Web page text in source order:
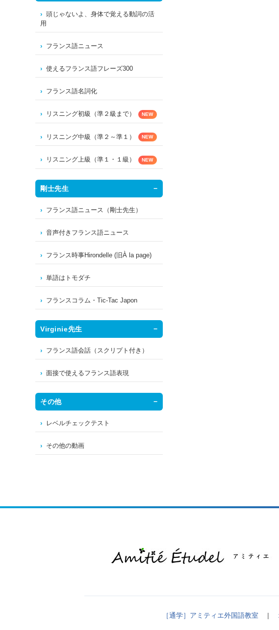
頭じゃないよ、身体で覚える動詞の活
用
フランス語ニュース
使えるフランス語フレーズ300
フランス語名詞化
リスニング初級（準２級まで） NEW
リスニング中級（準２～準１） NEW
リスニング上級（準１・１級） NEW
剛士先生
フランス語ニュース（剛士先生）
音声付きフランス語ニュース
フランス時事Hirondelle (旧À la page)
単語はトモダチ
フランスコラム・Tic-Tac Japon
Virginie先生
フランス語会話（スクリプト付き）
面接で使えるフランス語表現
その他
レベルチェックテスト
その他の動画
［通学］アミティエ外国語教室 |